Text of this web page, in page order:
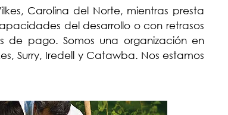
Carolina del Norte, mientras presta
del desarrollo o con retrasos
de pago. Somos una organización en
Surry, Iredell y Catawba. Nos estamos